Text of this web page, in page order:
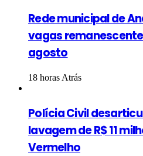
Rede municipal de
vagas
agosto
18 horas Atrás
Polícia Civil
lavagem de R$ 11
Vermelho